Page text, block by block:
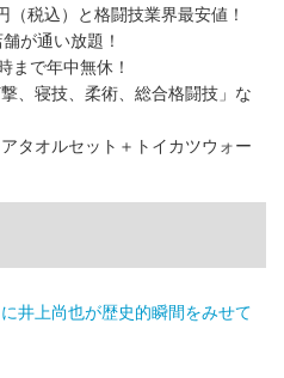
税込）と格闘技業界最安値！
が通い放題！
で年中無休！
、寝技、柔術、総合格闘技」な
タオルセット＋トイカツウォー
井上尚也が歴史的瞬間をみせて